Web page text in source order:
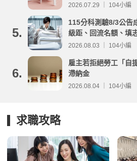
2026.07.29 ｜ 104小編
5.
115分科測驗8/3公告
級距、回流名額、填
分析
2026.08.03 ｜ 104小編
6.
雇主若拒絕勞工「自
滯納金
2026.08.04 ｜ 104小編
求職攻略